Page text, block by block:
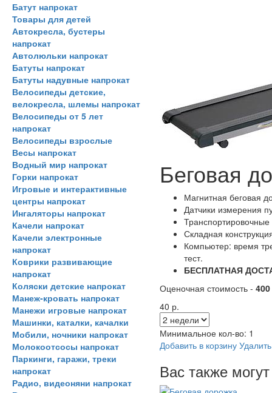
Батут напрокат
Товары для детей
Автокресла, бустеры
напрокат
Автолюльки напрокат
Батуты напрокат
Батуты надувные напрокат
Велосипеды детские,
велокресла, шлемы напрокат
Велосипеды от 5 лет
напрокат
Велосипеды взрослые
Весы напрокат
Водный мир напрокат
Горки напрокат
Игровые и интерактивные
центры напрокат
Ингаляторы напрокат
Качели напрокат
Качели электронные
напрокат
Коврики развивающие
напрокат
Коляски детские напрокат
Манеж-кровать напрокат
Манежи игровые напрокат
Машинки, каталки, качалки
Мобили, ночники напрокат
Молокоотсосы напрокат
Паркинги, гаражи, треки
напрокат
Радио, видеоняни напрокат
Беговая
Магнитная беговая
Датчики измерения
Транспортировочные
Складная
Компьютер: время
тест.
БЕСПЛАТНАЯ
Оценочная стоимость -
40 р.
Минимальное кол-во: 1
Добавить в корзину
Вас также